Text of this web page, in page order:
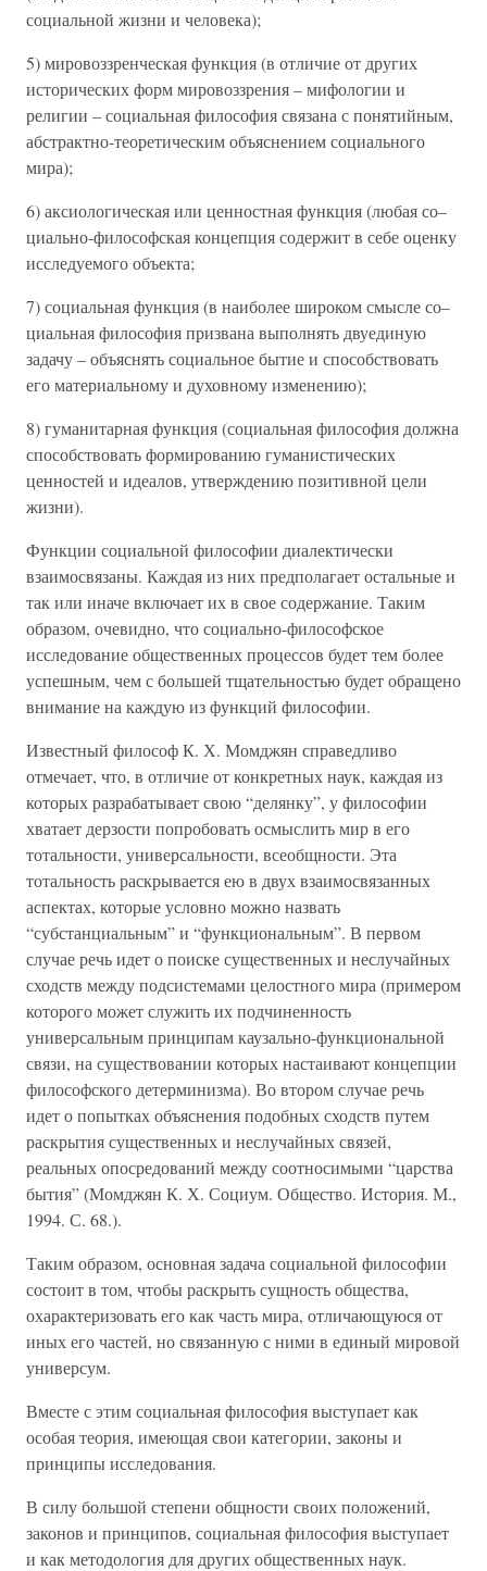
социальной жизни и человека);
5) мировоззренческая функция (в отличие от других
исторических форм мировоззрения – мифологии и
религии – социальная философия связана с понятийным,
абстрактно-теоретическим объяснением социального
мира);
6) аксиологическая или ценностная функция (любая со–
циально-философская концепция содержит в себе оценку
исследуемого объекта;
7) социальная функция (в наиболее широком смысле со–
циальная философия призвана выполнять двуединую
задачу – объяснять социальное бытие и способствовать
его материальному и духовному изменению);
8) гуманитарная функция (социальная философия должна
способствовать формированию гуманистических
ценностей и идеалов, утверждению позитивной цели
жизни).
Функции социальной философии диалектически
взаимосвязаны. Каждая из них предполагает остальные и
так или иначе включает их в свое содержание. Таким
образом, очевидно, что социально-философское
исследование общественных процессов будет тем более
успешным, чем с большей тщательностью будет обращено
внимание на каждую из функций философии.
Известный философ К. Х. Момджян справедливо
отмечает, что, в отличие от конкретных наук, каждая из
которых разрабатывает свою “делянку”, у философии
хватает дерзости попробовать осмыслить мир в его
тотальности, универсальности, всеобщности. Эта
тотальность раскрывается ею в двух взаимосвязанных
аспектах, которые условно можно назвать
“субстанциальным” и “функциональным”. В первом
случае речь идет о поиске существенных и неслучайных
сходств между подсистемами целостного мира (примером
которого может служить их подчиненность
универсальным принципам каузально-функциональной
связи, на существовании которых настаивают концепции
философского детерминизма). Во втором случае речь
идет о попытках объяснения подобных сходств путем
раскрытия существенных и неслучайных связей,
реальных опосредований между соотносимыми “царства
бытия” (Момджян К. Х. Социум. Общество. История. М.,
1994. С. 68.).
Таким образом, основная задача социальной философии
состоит в том, чтобы раскрыть сущность общества,
охарактеризовать его как часть мира, отличающуюся от
иных его частей, но связанную с ними в единый мировой
универсум.
Вместе с этим социальная философия выступает как
особая теория, имеющая свои категории, законы и
принципы исследования.
В силу большой степени общности своих положений,
законов и принципов, социальная философия выступает
и как методология для других общественных наук.